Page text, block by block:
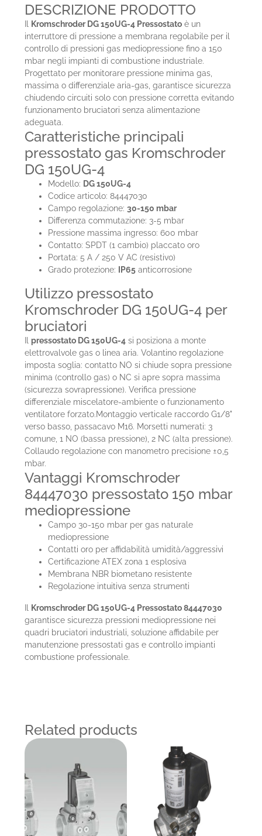
DESCRIZIONE PRODOTTO
Kromschroder DG 150UG-4 Pressostato è un
interruttore di pressione a membrana regolabile per il
controllo di pressioni gas mediopressione fino a 150
mbar negli impianti di combustione industriale.
Progettato per monitorare pressione minima gas,
massima o differenziale aria-gas, garantisce sicurezza
chiudendo circuiti solo con pressione corretta evitando
funzionamento bruciatori senza alimentazione
adeguata.
Caratteristiche principali
pressostato gas Kromschroder
DG 150UG-4
Modello: DG 150UG-4
Codice articolo: 84447030
Campo regolazione:30-150 mbar
Differenza commutazione: 3-5 mbar
Pressione massima ingresso: 600 mbar
Contatto: SPDT (1 cambio) placcato oro
Portata: 5 A / 250 V AC (resistivo)
Grado protezione:
IP65 anticorrosione
Utilizzo pressostato
Kromschroder DG 150UG-4 per
bruciatori
Ilpressostato DG 150UG-4 si posiziona a monte
elettrovalvole gas o linea aria. Volantino regolazione
imposta soglia: contatto NO si chiude sopra pressione
minima (controllo gas) o NC si apre sopra massima
(sicurezza sovrapressione). Verifica pressione
differenziale miscelatore-ambiente o funzionamento
ventilatore forzato.Montaggio verticale raccordo G1/8"
verso basso, passacavo M16. Morsetti numerati: 3
comune, 1 NO (bassa pressione), 2 NC (alta pressione).
Collaudo regolazione con manometro precisione ±0,5
mbar.
Vantaggi Kromschroder
84447030 pressostato 150 mbar
mediopressione
Campo 30-150 mbar per gas naturale
mediopressione
Contatti oro per affidabilità umidità/aggressivi
Certificazione ATEX zona 1 esplosiva
Membrana NBR biometano resistente
Regolazione intuitiva senza strumenti
Kromschroder DG 150UG-4 Pressostato 84447030
garantisce sicurezza pressioni mediopressione nei
quadri bruciatori industriali, soluzione affidabile per
manutenzione pressostati gas e controllo impianti
combustione professionale.
Related products